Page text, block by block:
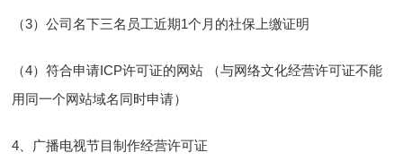
（3）公司名下三名员工近期1个月的社保上缴证明
（4）符合申请ICP许可证的网站 （与网络文化经营许可证不能
用同一个网站域名同时申请）
4、广播电视节目制作经营许可证